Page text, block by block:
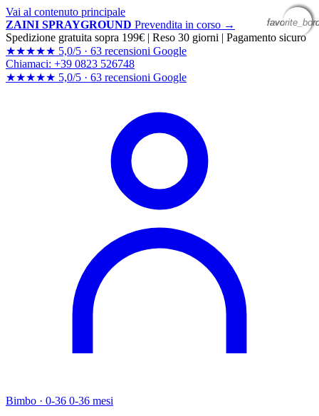
Vai al contenuto principale
ZAINI SPRAYGROUND Prevendita in corso →
Spedizione gratuita sopra 199€ | Reso 30 giorni | Pagamento sicuro
★★★★★ 5,0/5 · 63 recensioni Google
Chiamaci: +39 0823 526748
★★★★★ 5,0/5 · 63 recensioni Google
Bimbo · 0-36 0-36 mesi